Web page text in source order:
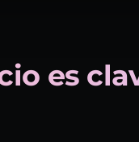
es